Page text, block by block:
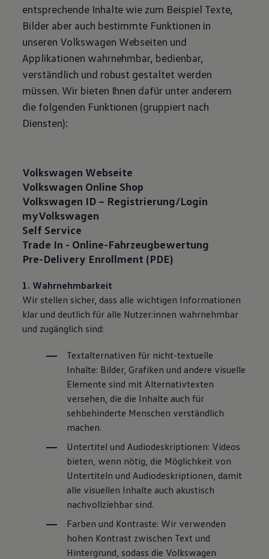
entsprechende Inhalte wie zum Beispiel Texte,
Bilder aber auch bestimmte Funktionen in
unseren Volkswagen Webseiten und
Applikationen wahrnehmbar, bedienbar,
verständlich und robust gestaltet werden
müssen. Wir bieten Ihnen dafür unter anderem
die folgenden Funktionen (gruppiert nach
Diensten):
Volkswagen Webseite
Volkswagen Online Shop
Volkswagen ID – Registrierung/Login
myVolkswagen
Self Service
Trade In - Online-Fahrzeugbewertung
Pre-Delivery Enrollment (PDE)
1. Wahrnehmbarkeit
Wir stellen sicher, dass alle wichtigen Informationen
klar und deutlich für alle Nutzer:innen wahrnehmbar
und zugänglich sind:
Textalternativen für nicht-textuelle
Inhalte: Bilder, Grafiken und andere visuelle
Elemente sind mit Alternativtexten
versehen, die die Inhalte auch für
sehbehinderte Menschen verständlich
machen.
Untertitel und Audiodeskriptionen: Videos
bieten, wenn nötig, die Möglichkeit von
Untertiteln und Audiodeskriptionen, damit
alle visuellen Inhalte auch akustisch
nachvollziehbar sind.
Farben und Kontraste: Wir verwenden
hohen Kontrast zwischen Text und
Hintergrund, sodass die Volkswagen